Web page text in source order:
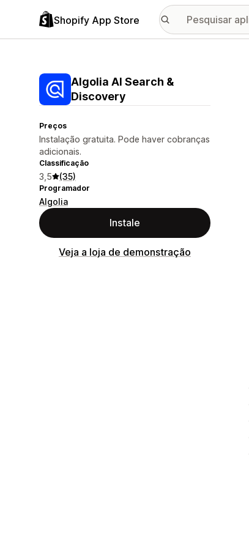
Shopify App Store
Algolia AI Search &
Discovery
Preços
Instalação gratuita. Pode haver cobranças
adicionais.
Classificação
3,5 (35)
Programador
Algolia
Instale
Veja a loja de demonstração